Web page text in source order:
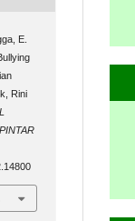
E.
Rini